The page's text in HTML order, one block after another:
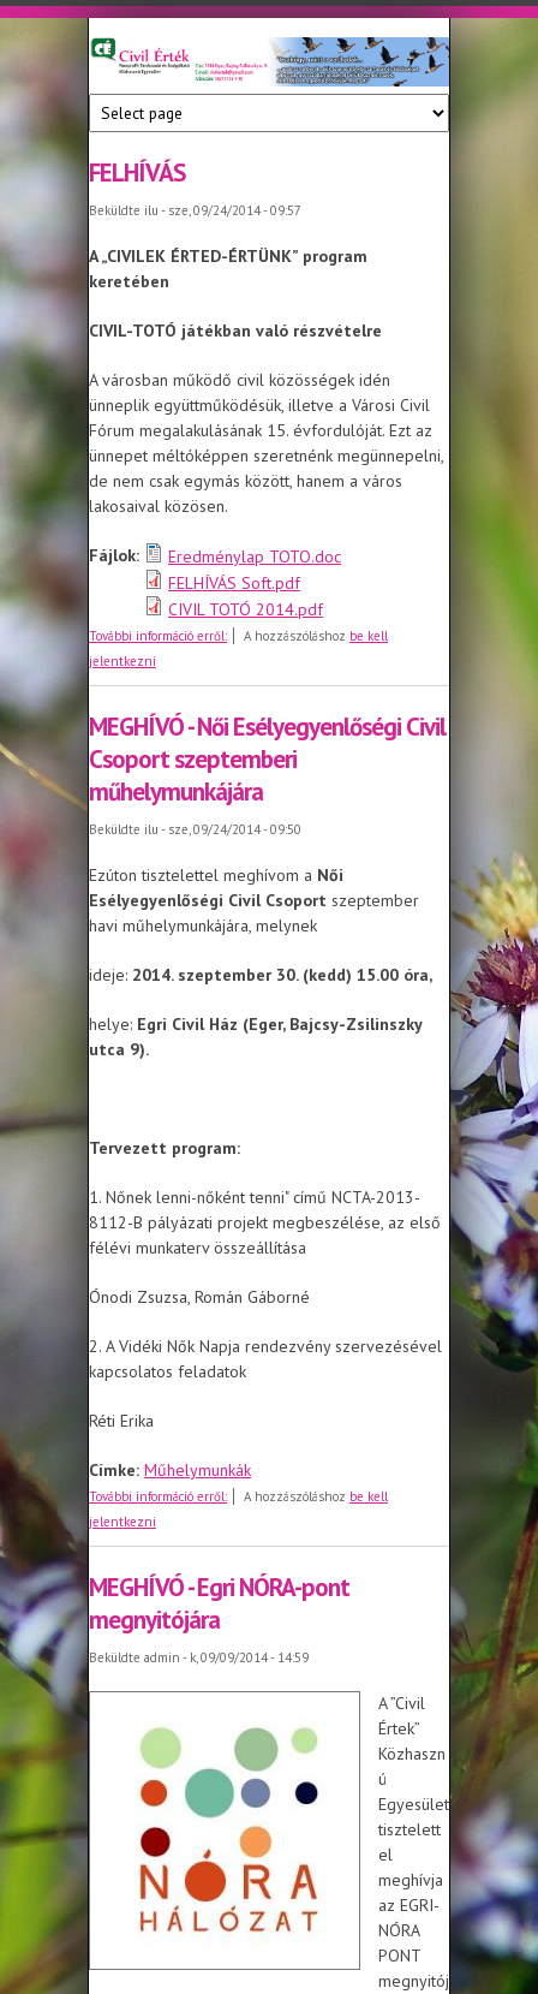
Ugrás a tartalomra
Civil
Érték
Nonprofit
Tanácsadó
és
Szolgáltató
Közhasznú
Egyesület
FELHÍVÁS
Beküldte ilu - sze, 09/24/2014 - 09:57
A „CIVILEK ÉRTED-ÉRTÜNK” program
keretében
CIVIL-TOTÓ játékban való részvételre
A városban működő civil közösségek idén
ünneplik együttműködésük, illetve a Városi Civil
Fórum megalakulásának 15. évfordulóját. Ezt az
ünnepet méltóképpen szeretnénk megünnepelni,
de nem csak egymás között, hanem a város
lakosaival közösen.
Fájlok:
Eredménylap TOTO.doc
FELHÍVÁS Soft.pdf
CIVIL TOTÓ 2014.pdf
További információ erről:FELHÍVÁS
A hozzászóláshoz be kell
jelentkezni
MEGHÍVÓ - Női Esélyegyenlőségi Civil
Csoport szeptemberi
műhelymunkájára
Beküldte ilu - sze, 09/24/2014 - 09:50
Ezúton tisztelettel meghívom a Női
Esélyegyenlőségi Civil Csoport szeptember
havi műhelymunkájára, melynek
ideje: 2014. szeptember 30. (kedd) 15.00 óra,
helye: Egri Civil Ház (Eger, Bajcsy-Zsilinszky
utca 9).
Tervezett program:
1. Nőnek lenni-nőként tenni" című NCTA-2013-
8112-B pályázati projekt megbeszélése, az első
félévi munkaterv összeállítása
Ónodi Zsuzsa, Román Gáborné
2. A Vidéki Nők Napja rendezvény szervezésével
kapcsolatos feladatok
Réti Erika
Címke: Műhelymunkák
További információ erről:MEGHÍVÓ - Női Esélyegyenlőségi Civil
A hozzászóláshoz be kell
jelentkezni
MEGHÍVÓ - Egri NÓRA-pont
megnyitójára
Beküldte admin - k, 09/09/2014 - 14:59
A ”Civil
Értek”
Közhaszn
ú
Egyesület
tisztelett
el
meghívja
az EGRI-
NÓRA
PONT
megnyitój